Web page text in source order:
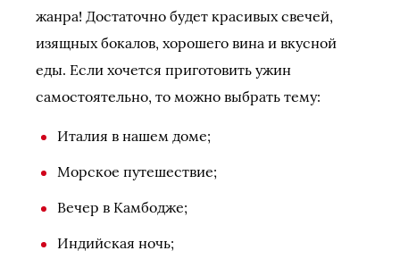
жанра! Достаточно будет красивых свечей,
изящных бокалов, хорошего вина и вкусной
еды. Если хочется приготовить ужин
самостоятельно, то можно выбрать тему:
Италия в нашем доме;
Морское путешествие;
Вечер в Камбодже;
Индийская ночь;